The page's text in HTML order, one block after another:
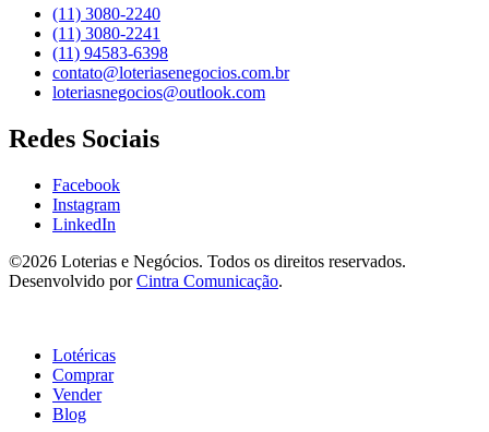
(11) 3080-2240​
(11) 3080-2241​
(11) 94583-6398
contato@loteriasenegocios.com.br​
loteriasnegocios@outlook.com
Redes Sociais
Facebook
Instagram
LinkedIn
©2026 Loterias e Negócios. Todos os direitos reservados.
Desenvolvido porCintra Comunicação.
Lotéricas
Comprar
Vender
Blog